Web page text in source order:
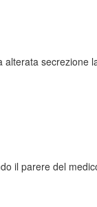
alterata secrezione
il parere del